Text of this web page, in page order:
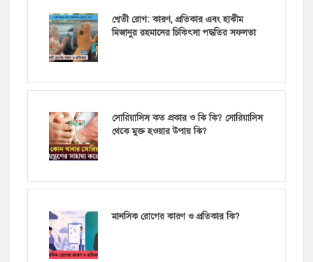
শ্বেতী রোগ: কারণ, প্রতিকার এবং হাকীম
মিজানুর রহমানের চিকিৎসা পদ্ধতির সফলতা
সোরিয়াসিস কত প্রকার ও কি কি? সোরিয়াসিস
থেকে মুক্ত হওয়ার উপায় কি?
মানসিক রোগের কারণ ও প্রতিকার কি?